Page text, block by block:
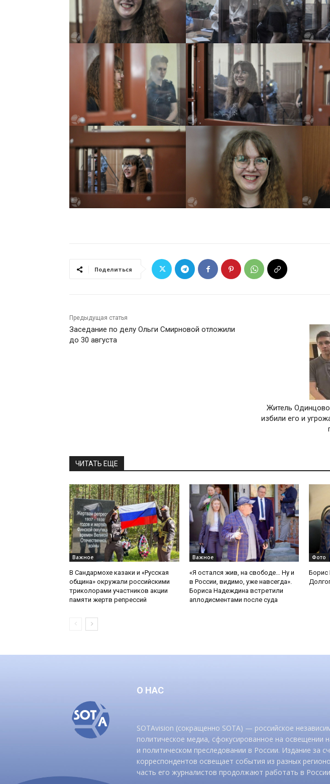
Поделиться
Предыдущая статья
Заседание по делу Ольги Смирновой отложили
до 30 августа
Житель Одинцово
избили его и
ЧИТАТЬ ЕЩЕ
Важное
В Сандармохе казаки и «Русская
община» окружали российскими
триколорами участников акции
памяти жертв репрессий
Важное
«Я остался жив, на свободе… Ну и
в России, видимо, уже навсегда».
Бориса Надеждина встретили
аплодисментами после суда
Фото
Борис
О НАС
SOTAvision (сокращенно SOTA) — российское
политическое медиа, сфокусированное на освещении
и политическом преследовании в России. Издание за
корреспондентов освещает события из разных
часть его журналистов продолжают работать в